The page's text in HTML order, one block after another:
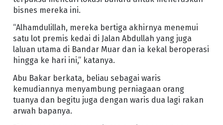
bisnes mereka ini.
“Alhamdulillah, mereka bertiga akhirnya menemui
satu lot premis kedai di Jalan Abdullah yang juga
laluan utama di Bandar Muar dan ia kekal beroperasi
hingga ke hari ini,” katanya.
Abu Bakar berkata, beliau sebagai waris
kemudiannya menyambung perniagaan orang
tuanya dan begitu juga dengan waris dua lagi rakan
arwah bapanya.